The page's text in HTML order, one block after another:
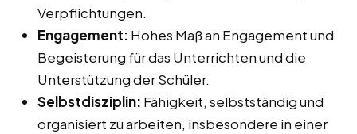
Verpflichtungen.
Engagement: Hohes Maß an Engagement und
Begeisterung für das Unterrichten und die
Unterstützung der Schüler.
Selbstdisziplin: Fähigkeit, selbstständig und
organisiert zu arbeiten, insbesondere in einer